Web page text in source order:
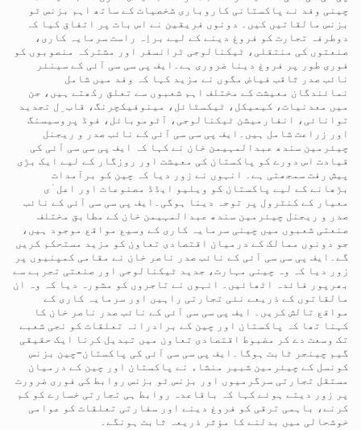
چینی وفد نے پاکستانی کاروباری شخصیات کے ساتھ اہم بزنس ٹو
بزنس مالقاتیں کیں۔ دونوں فریقین نے اس بات پر اتفاق کیا کہ
دوطرفہ تجارت کو فروغ دینے کے لیے براِہ راست سرمایہ کاری،
صنعتوں کی منتقلی، ٹیکنالوجی ٹرانسفر اور مشترکہ منصوبوں کو
فوری طور پر فروغ دینا ضروری ہے۔ایف پی سی سی آئی کے سینئر
نائب صدر ثاقب فیاض مگوں نے مزید کہا کہ وفد میں شامل
نمائندگان معیشت کے مختلف اہم شعبوں سے تعلق رکھتے ہیں، جن
میں معدنیات، کیمیکل، ٹیکسٹائل، مینوفیکچرنگ، قاب ِل تجدید
توانائی، انفارمیشن ٹیکنالوجی، آٹوموبائل، فوڈ پروسیسنگ
اور زراعت شامل ہیں۔ایف پی سی سی آئی کے نائب صدر و ریجنل
چیئرمین سندھ عبدالمہیمن خان نے کہا کہ ایف پی سی سی آئی کی
قیادت اس دورے کو پاکستان کی معیشت اور روزگار کے لیے ایک بڑی
پیش رفت سمجھتی ہے۔ انہوں نے زور دیا کہ چین کو برآمدات
بڑھانے کے لیے پاکستان کو ویلیو ایڈڈ مصنوعات اور اعل ٰی
معیار کے کنٹرول پر توجہ دینا ہوگی۔ایف پی سی سی آئی کے نائب
صدر و ریجنل چیئرمین سندھ عبدالمہیمن خان کے مطابق مختلف
صنعتی شعبوں میں چینی سرمایہ کاری کے وسیع مواقع موجود ہیں،
جو دونوں ممالک کے درمیان اقتصادی تعاون کو مزید مستحکم کریں
گے۔ایف پی سی سی آئی کے نائب صدر ناصر خان نے مقامی کمپنیوں پر
زور دیا کہ وہ چینی مہارت، جدید ٹیکنالوجی اور صنعتی تجربے سے
بھرپور فائدہ اٹھائیں۔ انہوں نے تاجروں کو مشورہ دیا کہ وہ ان
مالقاتوں کے ذریعے نئی تجارتی راہیں اور سرمایہ کاری کے
مواقع تالش کریں۔ ایف پی سی سی آئی کے نائب صدر ناصر خان کا
کہنا تھا کہ پاکستان اور چین کے برادرانہ تعلقات کو نجی شعبے
تک وسعت دے کر مضبوط اقتصادی تعاون میں تبدیل کرنا ایک حقیقی
گیم چینجر ثابت ہوگا۔ایف پی سی سی آئی کی پاکستان-چین بزنس
کونسل کے چیئرمین شبیر منشاء نے پاکستان اور چین کے درمیان
مستقل تجارتی سرگرمیوں اور بزنس ٹو بزنس روابط کی فوری ضرورت
پر زور دیتے ہوئے کہا کہ باقاعدہ روابط ہی تجارتی خسارے کو کم
کرنے، باہمی ترقی کو فروغ دینے اور سفارتی تعلقات کو عوامی
خوشحالی میں بدلنے کا مؤثر ذریعہ ثابت ہونگے۔